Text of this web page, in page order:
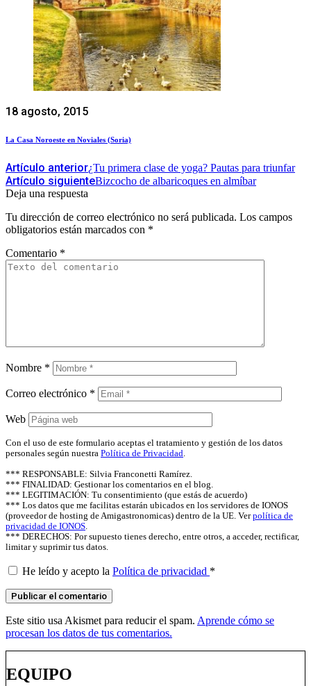
18 agosto, 2015
La Casa Noroeste en Noviales (Soria)
Artículo anterior¿Tu primera clase de yoga? Pautas para triunfar
Artículo siguienteBizcocho de albaricoques en almíbar
Deja una respuesta
Tu dirección de correo electrónico no será publicada. Los campos
obligatorios están marcados con *
Comentario *
Nombre *
Correo electrónico *
Web
Con el uso de este formulario aceptas el tratamiento y gestión de los datos
personales según nuestra Política de Privacidad.
*** RESPONSABLE: Silvia Franconetti Ramírez.
*** FINALIDAD: Gestionar los comentarios en el blog.
*** LEGITIMACIÓN: Tu consentimiento (que estás de acuerdo)
*** Los datos que me facilitas estarán ubicados en los servidores de IONOS
(proveedor de hosting de Amigastronomicas) dentro de la UE. Verpolítica de
privacidad de IONOS.
*** DERECHOS: Por supuesto tienes derecho, entre otros, a acceder, rectificar,
limitar y suprimir tus datos.
He leído y acepto la Política de privacidad *
Este sitio usa Akismet para reducir el spam. Aprende cómo se
procesan los datos de tus comentarios.
EQUIPO